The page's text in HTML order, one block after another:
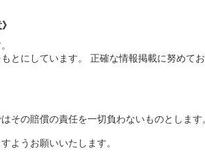
とにしています。 正確な情報掲載に努めて
はその賠償の責任を一切負わないものとします
ようお願いいたします。